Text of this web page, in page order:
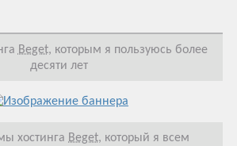
Beget, которым я пользуюсь более
десяти лет
хостинга Beget, который я всем